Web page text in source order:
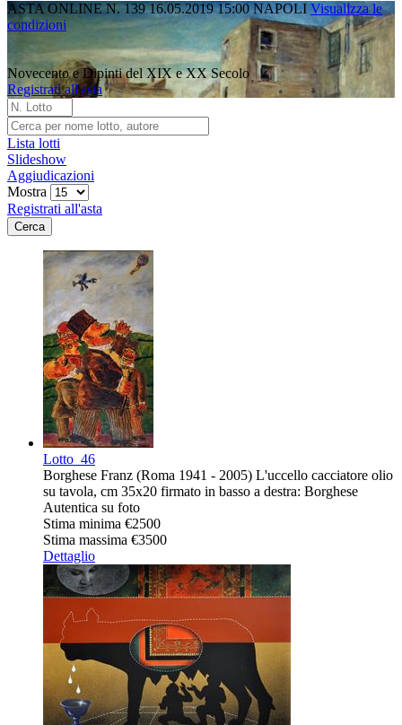
ASTA ONLINE N. 139 16.05.2019 15:00 NAPOLI Visualizza le
condizioni
Novecento e Dipinti del XIX e XX Secolo
Registrati all'asta
Lista lotti
Slideshow
Aggiudicazioni
Mostra
Registrati all'asta
Lotto 46
Borghese Franz (Roma 1941 - 2005) L'uccello cacciatore olio
su tavola, cm 35x20 firmato in basso a destra: Borghese
Autentica su foto
Stima minima €2500
Stima massima €3500
Dettaglio